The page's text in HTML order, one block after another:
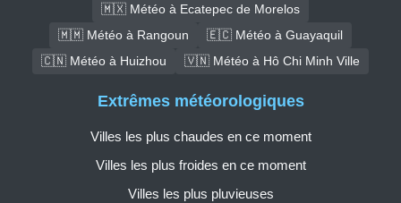
🇲🇽 Météo à Ecatepec de Morelos
🇲🇲 Météo à Rangoun
🇪🇨 Météo à Guayaquil
🇨🇳 Météo à Huizhou
🇻🇳 Météo à Hô Chi Minh Ville
Extrêmes météorologiques
Villes les plus chaudes en ce moment
Villes les plus froides en ce moment
Villes les plus pluvieuses